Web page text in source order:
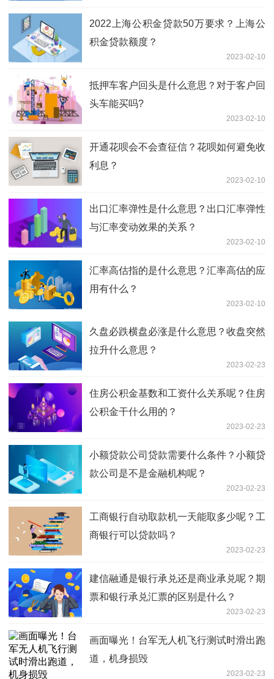
2022上海公积金贷款50万要求？上海公
积金贷款额度？
2023-02-10
抵押车客户回头是什么意思？对于客户回
头车能买吗?
2023-02-10
开通花呗会不会查征信？花呗如何避免收
利息？
2023-02-10
出口汇率弹性是什么意思？出口汇率弹性
与汇率变动效果的关系？
2023-02-10
汇率高估指的是什么意思？汇率高估的应
用有什么？
2023-02-10
久盘必跌横盘必涨是什么意思？收盘突然
拉升什么意思？
2023-02-23
住房公积金基数和工资什么关系呢？住房
公积金干什么用的？
2023-02-23
小额贷款公司贷款需要什么条件？小额贷
款公司是不是金融机构呢？
2023-02-23
工商银行自动取款机一天能取多少呢？工
商银行可以贷款吗？
2023-02-23
建信融通是银行承兑还是商业承兑呢？期
票和银行承兑汇票的区别是什么？
2023-02-23
画面曝光！台军无人机飞行测试时滑出跑
道，机身损毁
2023-02-23